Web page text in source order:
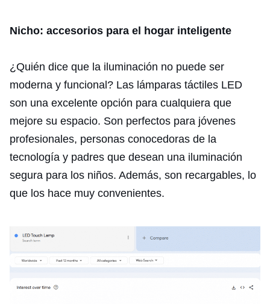
Nicho: accesorios para el hogar inteligente
¿Quién dice que la iluminación no puede ser
moderna y funcional? Las lámparas táctiles LED
son una excelente opción para cualquiera que
mejore su espacio. Son perfectos para jóvenes
profesionales, personas conocedoras de la
tecnología y padres que desean una iluminación
segura para los niños. Además, son recargables, lo
que los hace muy convenientes.